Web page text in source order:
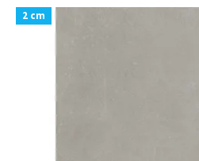
2 cm